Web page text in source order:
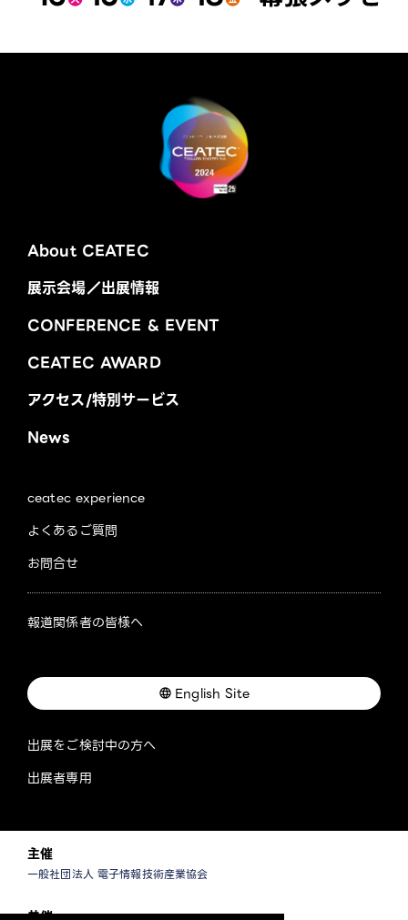
About CEATEC
展示会場／出展情報
CONFERENCE & EVENT
CEATEC AWARD
アクセス/特別サービス
News
ceatec experience
よくあるご質問
お問合せ
報道関係者の皆様へ
English Site
出展をご検討中の方へ
出展者専用
主催
一般社団法人 電子情報技術産業協会